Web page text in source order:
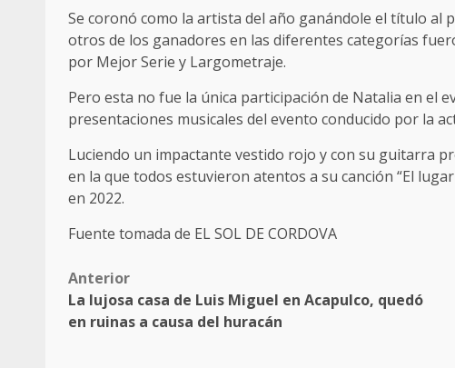
Se coronó como la artista del año ganándole el título al
otros de los ganadores en las diferentes categorías
por Mejor Serie y Largometraje.
Pero esta no fue la única participación de Natalia en el
presentaciones musicales del evento conducido por la
Luciendo un impactante vestido rojo y con su guitarra
en la que todos estuvieron atentos a su canción “El
en 2022.
Fuente tomada de EL SOL DE CORDOVA
Post
navigation
Anterior
La lujosa casa de Luis Miguel en Acapulco, quedó
en ruinas a causa del huracán